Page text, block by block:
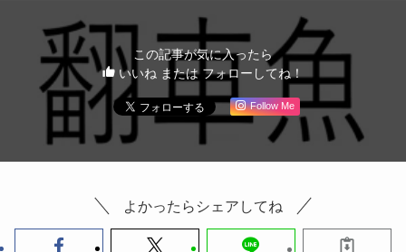
この記事が気に入ったら
いいね または フォローしてね！
Follow Me
よかったらシェアしてね